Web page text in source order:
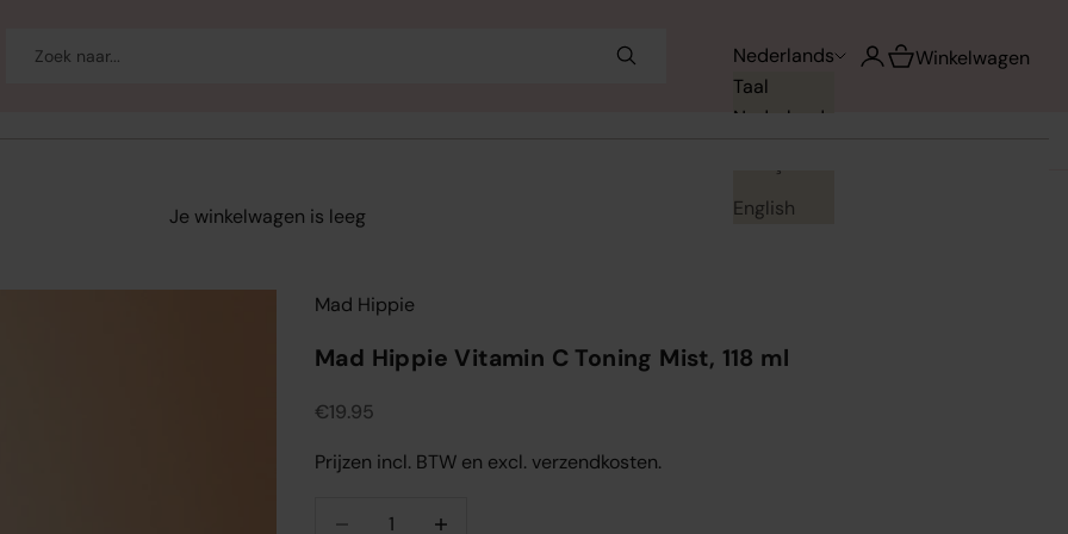
Nederlands
Taal
Nederlands
English
Accountpagina openen
Winkelwagen
Winkelwagen
Je winkelwagen is leeg
Mad Hippie
Mad Hippie Vitamin C Toning Mist, 118 ml
Aanbiedingsprijs
€19.95
Prijzen incl. BTW en excl. verzendkosten.
Aantal verlagen